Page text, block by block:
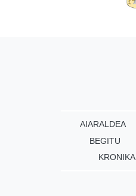
AIARALDEA
BEGITU
KRONIKA